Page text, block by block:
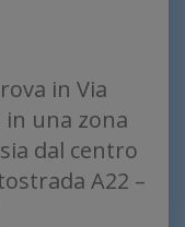
in Via
una zona
dal centro
A22 –